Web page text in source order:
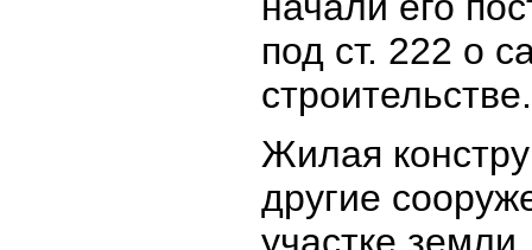
под ст. 222 о
Жилая
другие